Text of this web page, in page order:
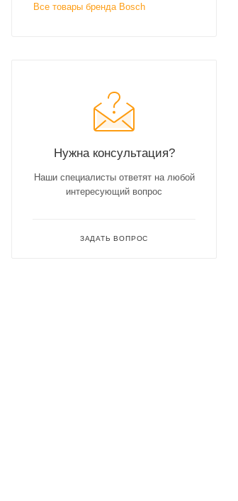
Все товары бренда Bosch
Нужна консультация?
Наши специалисты ответят на любой
интересующий вопрос
ЗАДАТЬ ВОПРОС